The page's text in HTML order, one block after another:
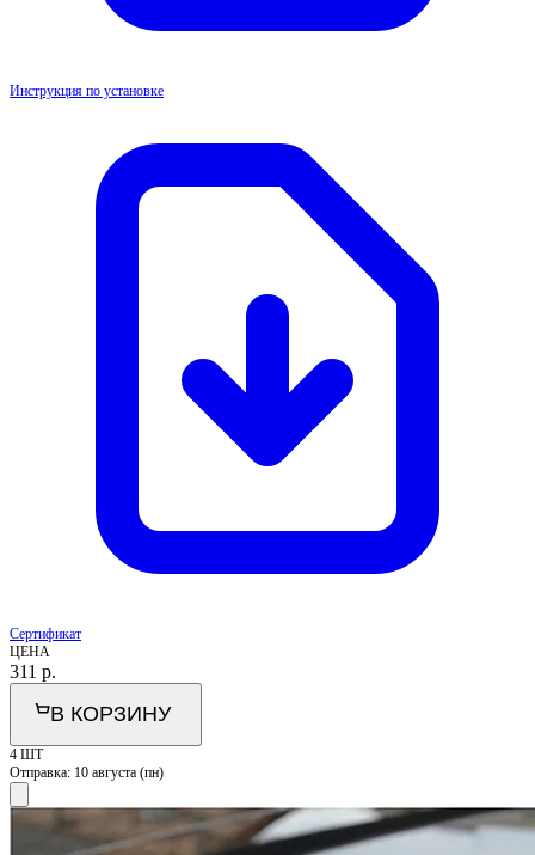
Инструкция по установке
Сертификат
ЦЕНА
311 р.
В КОРЗИНУ
4 ШТ
Отправка: 10 августа (пн)